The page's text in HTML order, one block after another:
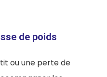
de poids
ou une perte de